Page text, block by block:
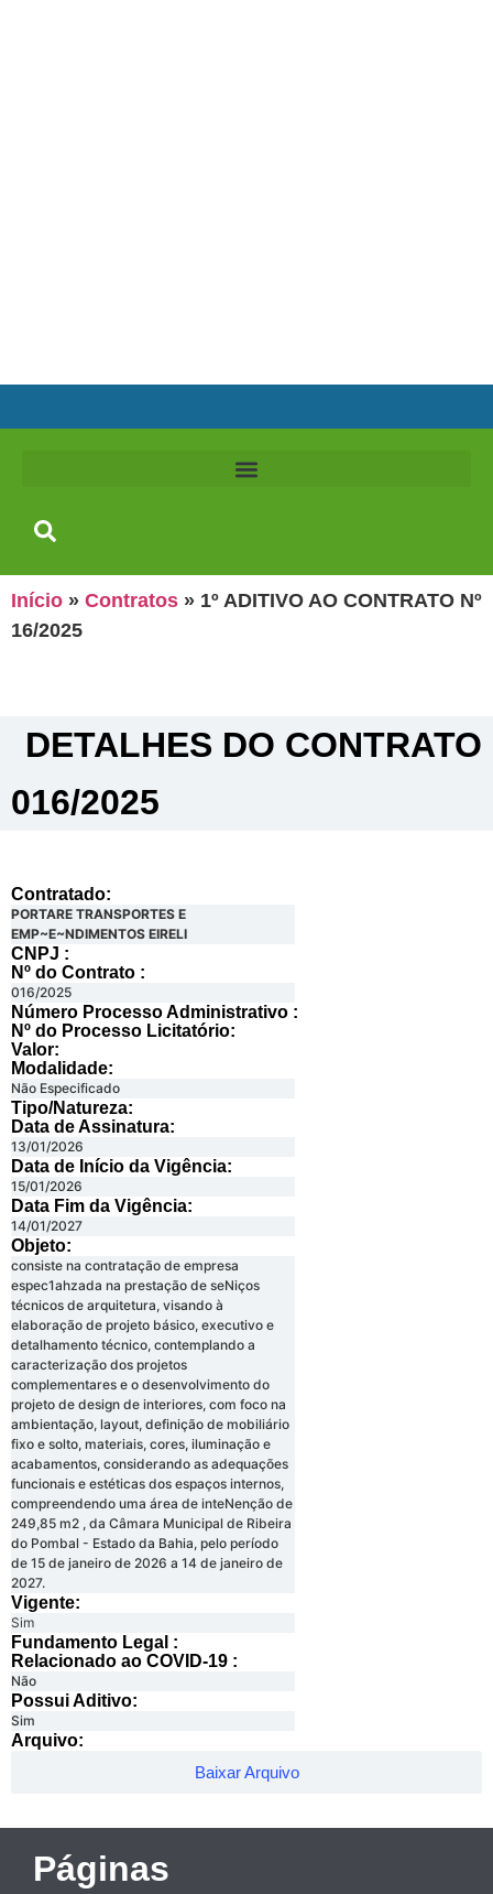
Início » Contratos » 1º ADITIVO AO CONTRATO Nº
16/2025
DETALHES DO CONTRATO​
016/2025
Contratado:
PORTARE TRANSPORTES E
EMP~E~NDIMENTOS EIRELI
CNPJ :
Nº do Contrato :
016/2025
Número Processo Administrativo :
Nº do Processo Licitatório:
Valor:
Modalidade:
Não Especificado
Tipo/Natureza:
Data de Assinatura:
13/01/2026
Data de Início da Vigência:
15/01/2026
Data Fim da Vigência:
14/01/2027
Objeto:
consiste na contratação de empresa
espec1ahzada na prestação de seNiços
técnicos de arquitetura, visando à
elaboração de projeto básico, executivo e
detalhamento técnico, contemplando a
caracterização dos projetos
complementares e o desenvolvimento do
projeto de design de interiores, com foco na
ambientação, layout, definição de mobiliário
fixo e solto, materiais, cores, iluminação e
acabamentos, considerando as adequações
funcionais e estéticas dos espaços internos,
compreendendo uma área de inteNenção de
249,85 m2 , da Câmara Municipal de Ribeira
do Pombal - Estado da Bahia, pelo período
de 15 de janeiro de 2026 a 14 de janeiro de
2027.
Vigente:
Sim
Fundamento Legal :​
Relacionado ao COVID-19 :​
Não
Possui Aditivo:​
Sim
Arquivo:
Baixar Arquivo
Páginas